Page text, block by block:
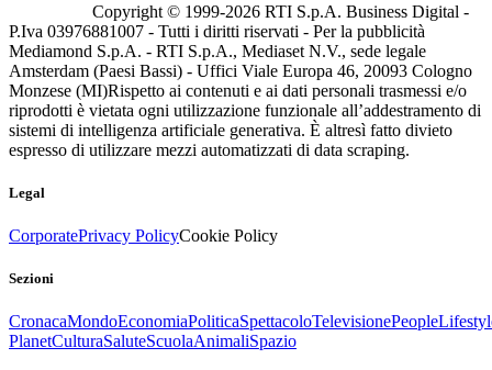
Copyright © 1999-2026 RTI S.p.A. Business Digital -
P.Iva 03976881007 - Tutti i diritti riservati - Per la pubblicità
Mediamond S.p.A. - RTI S.p.A., Mediaset N.V., sede legale
Amsterdam (Paesi Bassi) - Uffici Viale Europa 46, 20093 Cologno
Monzese (MI)Rispetto ai contenuti e ai dati personali trasmessi e/o
riprodotti è vietata ogni utilizzazione funzionale all’addestramento di
sistemi di intelligenza artificiale generativa. È altresì fatto divieto
espresso di utilizzare mezzi automatizzati di data scraping.
Legal
CorporatePrivacy PolicyCookie Policy
Sezioni
CronacaMondoEconomiaPoliticaSpettacoloTelevisionePeople
PlanetCulturaSaluteScuolaAnimaliSpazio